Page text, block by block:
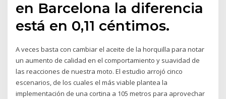
en Barcelona la diferencia
está en 0,11 céntimos.
A veces basta con cambiar el aceite de la horquilla para notar
un aumento de calidad en el comportamiento y suavidad de
las reacciones de nuestra moto. El estudio arrojó cinco
escenarios, de los cuales el más viable plantea la
implementación de una cortina a 105 metros para aprovechar